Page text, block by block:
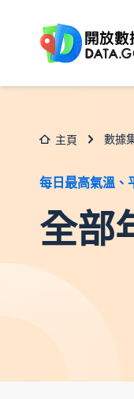
主頁 數據
每日最高氣溫、
全部